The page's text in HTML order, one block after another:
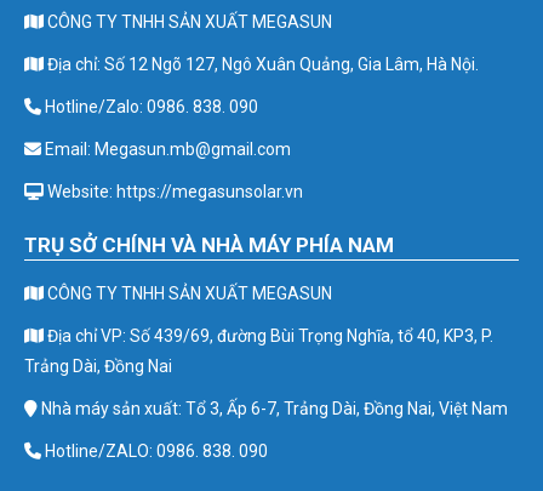
CÔNG TY TNHH SẢN XUẤT MEGASUN
Địa chỉ: Số 12 Ngõ 127, Ngô Xuân Quảng, Gia Lâm, Hà Nội.
Hotline/Zalo: 0986. 838. 090
Email: Megasun.mb@gmail.com
Website: https://megasunsolar.vn
TRỤ SỞ CHÍNH VÀ NHÀ MÁY PHÍA NAM
CÔNG TY TNHH SẢN XUẤT MEGASUN
Địa chỉ VP: Số 439/69, đường Bùi Trọng Nghĩa, tổ 40, KP3, P.
Trảng Dài, Đồng Nai
Nhà máy sản xuất: Tổ 3, Ấp 6-7, Trảng Dài, Đồng Nai, Việt Nam
Hotline/ZALO: 0986. 838. 090